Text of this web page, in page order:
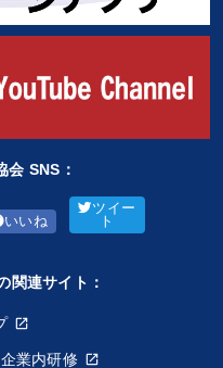
会 SNS：
いいね
ツイー
ト
関連サイト：
業内研修